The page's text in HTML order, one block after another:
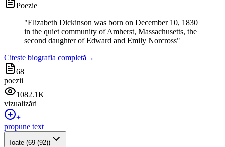
Poezie
"Elizabeth Dickinson was born on December 10, 1830
in the quiet community of Amherst, Massachusetts, the
second daughter of Edward and Emily Norcross"
Citește biografia completă →
68
poezii
1082.1K
vizualizări
+
propune text
Toate (69 (92))